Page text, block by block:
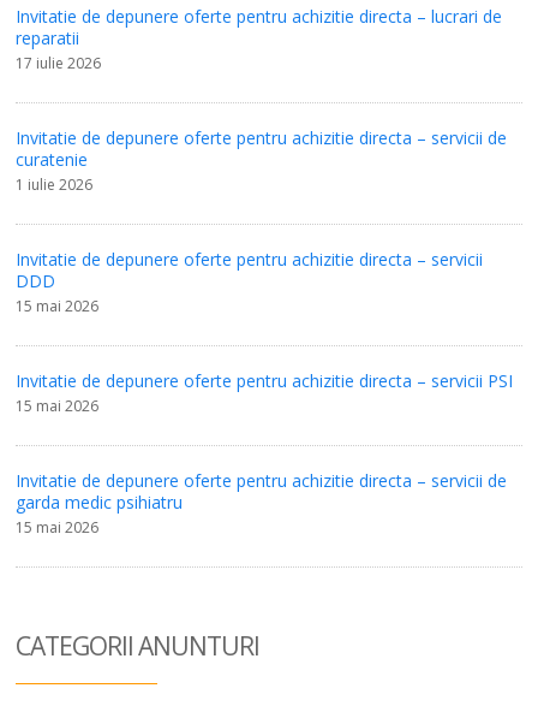
Invitatie de depunere oferte pentru achizitie directa – lucrari de
reparatii
17 iulie 2026
Invitatie de depunere oferte pentru achizitie directa – servicii de
curatenie
1 iulie 2026
Invitatie de depunere oferte pentru achizitie directa – servicii
DDD
15 mai 2026
Invitatie de depunere oferte pentru achizitie directa – servicii PSI
15 mai 2026
Invitatie de depunere oferte pentru achizitie directa – servicii de
garda medic psihiatru
15 mai 2026
CATEGORII ANUNTURI